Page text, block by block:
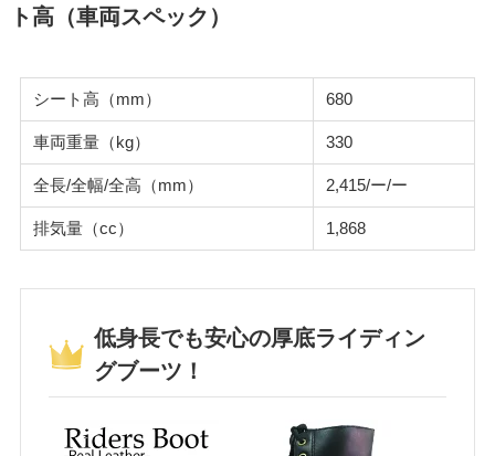
ト高（車両スペック）
シート高（mm） 680
車両重量（kg） 330
全長/全幅/全高（mm） 2,415/ー/ー
排気量（cc） 1,868
低身長でも安心の厚底ライディン
グブーツ！